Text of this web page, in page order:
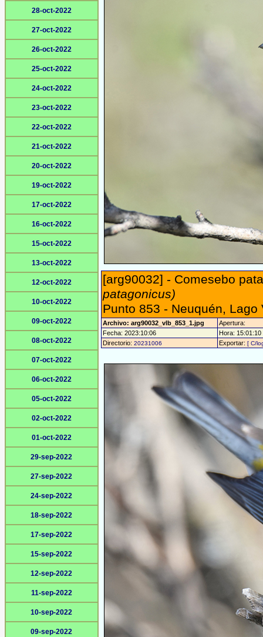
28-oct-2022
27-oct-2022
26-oct-2022
25-oct-2022
24-oct-2022
23-oct-2022
22-oct-2022
21-oct-2022
20-oct-2022
19-oct-2022
17-oct-2022
16-oct-2022
15-oct-2022
13-oct-2022
12-oct-2022
10-oct-2022
09-oct-2022
08-oct-2022
07-oct-2022
06-oct-2022
05-oct-2022
02-oct-2022
01-oct-2022
29-sep-2022
27-sep-2022
24-sep-2022
18-sep-2022
17-sep-2022
15-sep-2022
12-sep-2022
11-sep-2022
10-sep-2022
09-sep-2022
[arg90032] - Comesebo
patagonicus)
Punto 853 - Neuquén, Lago
Archivo: arg90032_vlb_853_1.jpg
Apertura:
Fecha: 2023:10:06
Hora:
Directorio: 20231006 Exportar: [ C/